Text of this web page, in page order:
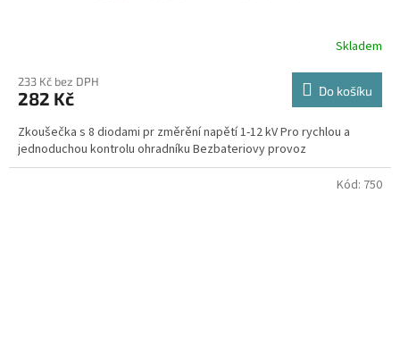
Skladem
233 Kč bez DPH
282 Kč Do košíku
Zkoušečka s 8 diodami pr změrění napětí 1-12 kV Pro rychlou a
jednoduchou kontrolu ohradníku Bezbateriovy provoz
Kód: 750